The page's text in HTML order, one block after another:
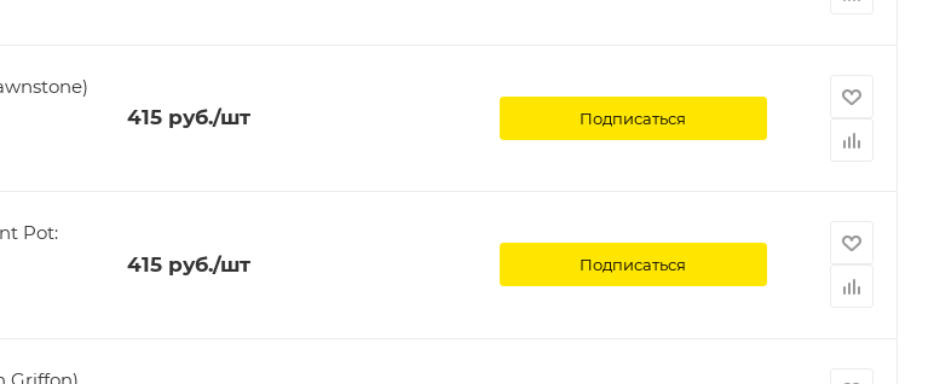
415руб./шт Подписаться
Pot:
415руб./шт Подписаться
Griffon)